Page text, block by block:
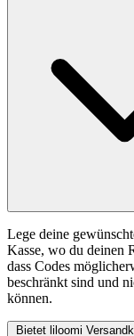
Lege deine
Kasse, wo du deinen
dass Codes
beschränkt sind und
können.
Bietet liloomi